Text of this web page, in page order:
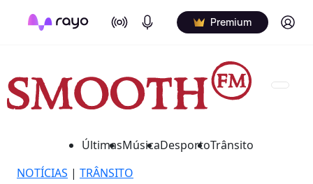
On Air Podcasts Premium Log in
ÚltimasMúsicaDesportoTrânsito
NOTÍCIAS | TRÂNSITO